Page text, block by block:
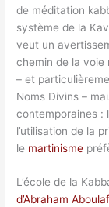
de méditation
système de la
veut un
chemin de la voie
– et
Noms Divins –
contemporaines :
l’utilisation de la
le martinisme
L’école de la
d’Abraham